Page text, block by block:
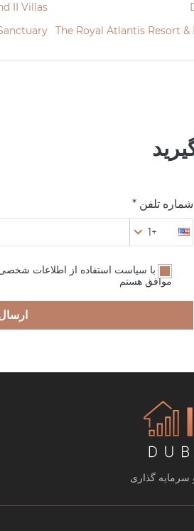
II Villas
The Royal Atlantis Resort &
شماره تلفن *
+1
من با سیاست استفاده از اطلاعات
موافق هستم
سرمایه گذاری